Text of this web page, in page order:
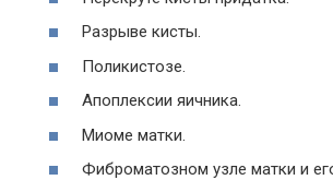
Разрыве кисты.
Поликистозе.
Апоплексии яичника.
Миоме матки.
Фиброматозном узле матки и